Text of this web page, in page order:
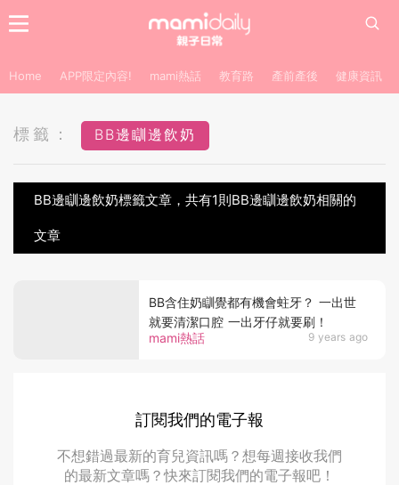
Home APP限定內容! mami熱話 教育路 產前產後 健康資訊
標籤： BB邊瞓邊飲奶
BB邊瞓邊飲奶標籤文章，共有1則BB邊瞓邊飲奶相關的
文章
mami熱話 9 years ago
BB含住奶瞓覺都有機會蛀牙？ 一出世
就要清潔口腔 一出牙仔就要刷！
訂閱我們的電子報
不想錯過最新的育兒資訊嗎？想每週接收我們
的最新文章嗎？快來訂閱我們的電子報吧！